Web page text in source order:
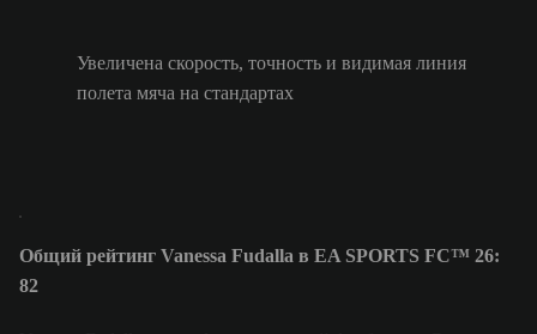
Увеличена скорость, точность и видимая линия
полета мяча на стандартах
Общий рейтинг Vanessa Fudalla в EA SPORTS FC™ 26:
82